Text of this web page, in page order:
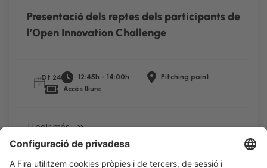
Presentació dels reptes dels participants de
l’Open Innovation Challenge
Dt 24 12:45h - 14:00h
Pitching point
Accés lliure
LLegir més